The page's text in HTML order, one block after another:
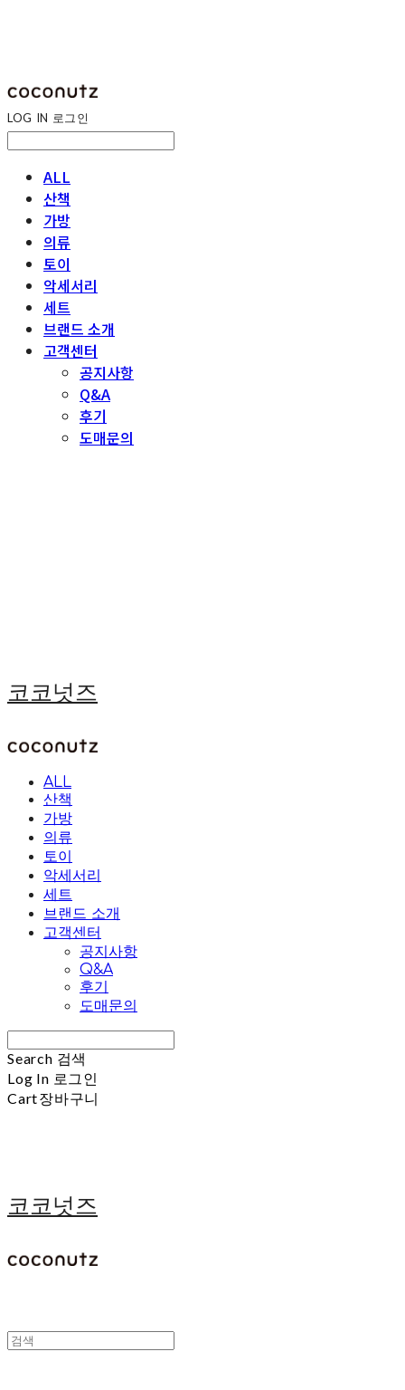
LOG IN 로그인
ALL
산책
가방
의류
토이
악세서리
세트
브랜드 소개
고객센터
공지사항
Q&A
후기
도매문의
코코넛즈
ALL
산책
가방
의류
토이
악세서리
세트
브랜드 소개
고객센터
공지사항
Q&A
후기
도매문의
Search 검색
Log In 로그인
Cart장바구니
코코넛즈